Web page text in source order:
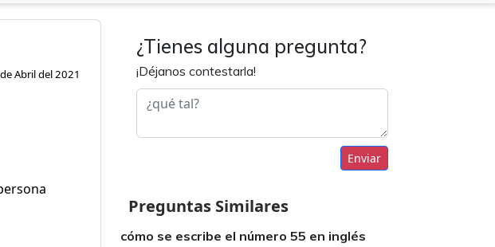
Abril del 2021
¿Tienes alguna pregunta?
¡Déjanos contestarla!
Enviar
Preguntas Similares
cómo se escribe el número 55 en inglés